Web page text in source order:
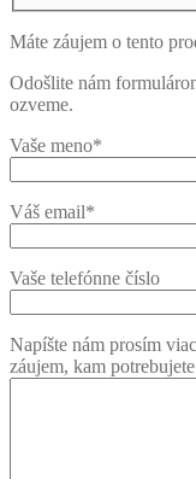
Máte záujem o tento
Odošlite nám
ozveme.
Vaše meno*
Váš email*
Vaše telefónne číslo
Napíšte nám prosím
záujem, kam